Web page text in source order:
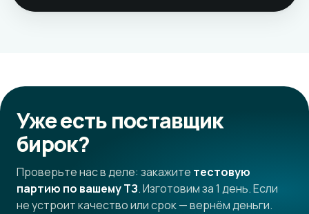
Уже есть поставщик
бирок?
Проверьте нас в деле: закажите тестовую
партию по вашему ТЗ. Изготовим за 1 день. Если
не устроит качество или срок — вернём деньги.